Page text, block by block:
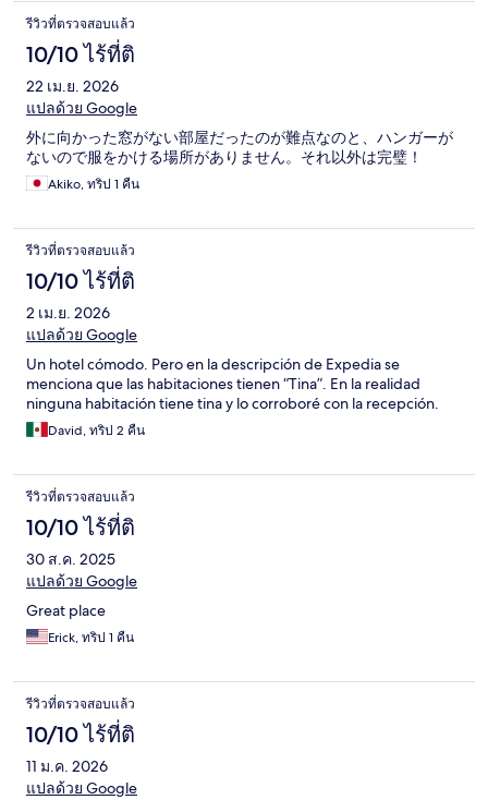
รีวิวที่ตรวจสอบแล้ว
10/10 ไร้ที่ติ
22 เม.ย. 2026
แปลด้วย Google
外に向かった窓がない部屋だったのが難点なのと、ハンガーが
ないので服をかける場所がありません。それ以外は完璧！
Akiko, ทริป 1 คืน
รีวิวที่ตรวจสอบแล้ว
10/10 ไร้ที่ติ
2 เม.ย. 2026
แปลด้วย Google
Un hotel cómodo. Pero en la descripción de Expedia se
menciona que las habitaciones tienen “Tina”. En la realidad
ninguna habitación tiene tina y lo corroboré con la recepción.
David, ทริป 2 คืน
รีวิวที่ตรวจสอบแล้ว
10/10 ไร้ที่ติ
30 ส.ค. 2025
แปลด้วย Google
Great place
Erick, ทริป 1 คืน
รีวิวที่ตรวจสอบแล้ว
10/10 ไร้ที่ติ
11 ม.ค. 2026
แปลด้วย Google